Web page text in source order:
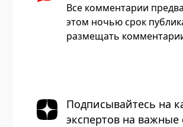
Все комментарии
этом ночью срок
размещать
Подписывайтесь на
экспертов на важные